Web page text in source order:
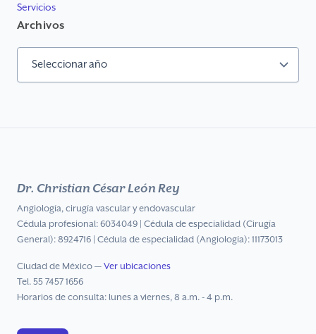
Servicios
Archivos
Dr. Christian César León Rey
Angiología, cirugía vascular y endovascular
Cédula profesional: 6034049 | Cédula de especialidad (Cirugía
General): 8924716 | Cédula de especialidad (Angiología): 11173013
Ciudad de México — Ver ubicaciones
Tel. 55 7457 1656
Horarios de consulta: lunes a viernes, 8 a.m. - 4 p.m.